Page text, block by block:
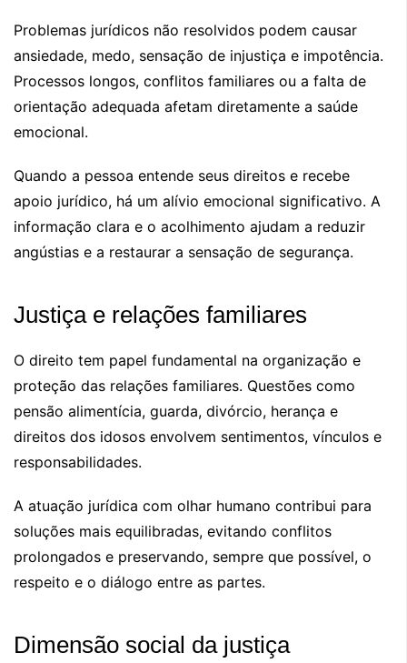
Problemas jurídicos não resolvidos podem causar
ansiedade, medo, sensação de injustiça e impotência.
Processos longos, conflitos familiares ou a falta de
orientação adequada afetam diretamente a saúde
emocional.
Quando a pessoa entende seus direitos e recebe
apoio jurídico, há um alívio emocional significativo. A
informação clara e o acolhimento ajudam a reduzir
angústias e a restaurar a sensação de segurança.
Justiça e relações familiares
O direito tem papel fundamental na organização e
proteção das relações familiares. Questões como
pensão alimentícia, guarda, divórcio, herança e
direitos dos idosos envolvem sentimentos, vínculos e
responsabilidades.
A atuação jurídica com olhar humano contribui para
soluções mais equilibradas, evitando conflitos
prolongados e preservando, sempre que possível, o
respeito e o diálogo entre as partes.
Dimensão social da justiça